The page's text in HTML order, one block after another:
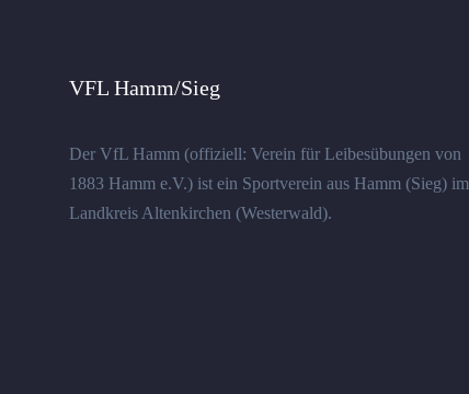
VFL Hamm/Sieg
Der VfL Hamm (offiziell: Verein für Leibesübungen von
1883 Hamm e.V.) ist ein Sportverein aus Hamm (Sieg) im
Landkreis Altenkirchen (Westerwald).